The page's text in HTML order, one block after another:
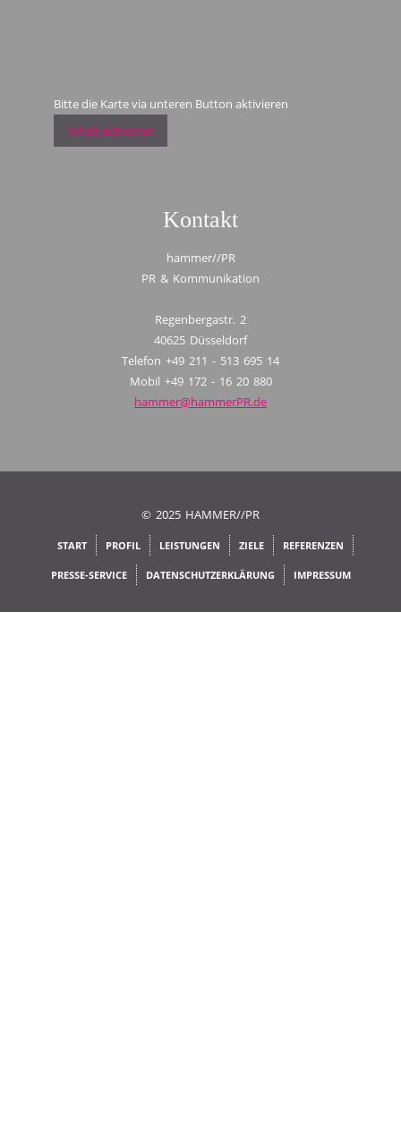
Bitte die Karte via unteren Button aktivieren
Inhalt aktivieren
Kontakt
hammer//PR
PR & Kommunikation
Regenbergastr. 2
40625 Düsseldorf
Telefon +49 211 - 513 695 14
Mobil +49 172 - 16 20 880
hammer@hammerPR.de
© 2025 HAMMER//PR
START PROFIL LEISTUNGEN ZIELE REFERENZEN
PRESSE-SERVICE DATENSCHUTZERKLÄRUNG IMPRESSUM